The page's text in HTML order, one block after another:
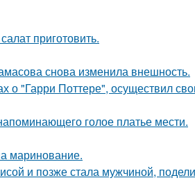
приготовить.
снова изменила внешность.
о "Гарри Поттере", осуществил
голое платье мести.
маринование.
и позже стала мужчиной,